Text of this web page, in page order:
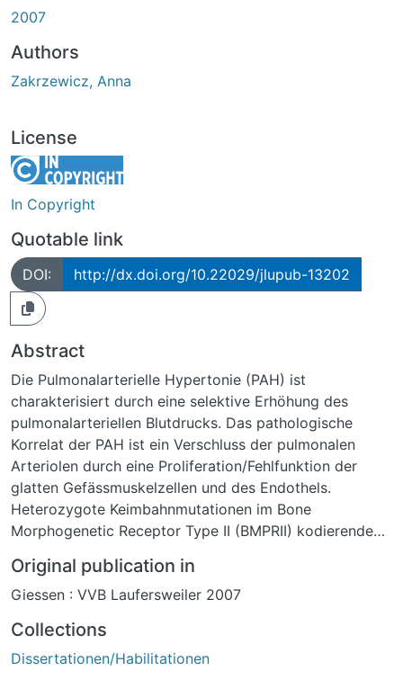
2007
Authors
Zakrzewicz, Anna
License
In Copyright
Quotable link
DOI: http://dx.doi.org/10.22029/jlupub-13202
Abstract
Die Pulmonalarterielle Hypertonie (PAH) ist
charakterisiert durch eine selektive Erhöhung des
pulmonalarteriellen Blutdrucks. Das pathologische
Korrelat der PAH ist ein Verschluss der pulmonalen
Arteriolen durch eine Proliferation/Fehlfunktion der
glatten Gefässmuskelzellen und des Endothels.
Heterozygote Keimbahnmutationen im Bone
Morphogenetic Receptor Type II (BMPRII) kodierenden
einen Einfluss des BMPRII auf die Pathogenese der PAH
spricht.
das Ziel unserer Arbeit, neue potentielle
Interaktionspartner dieses Rezeptors mittels Yeast
Original publication in
Giessen : VVB Laufersweiler 2007
Collections
Dissertationen/Habilitationen